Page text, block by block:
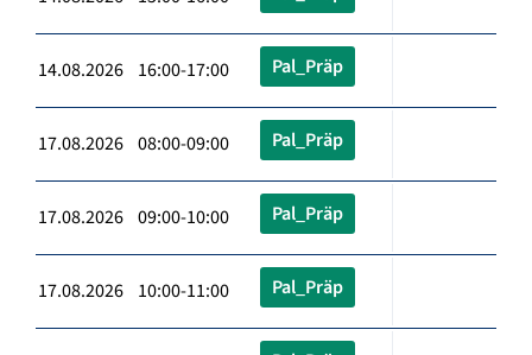
14.08.2026 16:00-17:00 Pal_Präp
17.08.2026 08:00-09:00 Pal_Präp
17.08.2026 09:00-10:00 Pal_Präp
17.08.2026 10:00-11:00 Pal_Präp